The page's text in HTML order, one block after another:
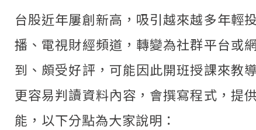
台股近年屢創新高，吸引越來越多年輕
播、電視財經頻道，轉變為社群平台或
到、頗受好評，可能因此開班授課來教
更容易判讀資料內容，會撰寫程式，提
能，以下分點為大家說明：